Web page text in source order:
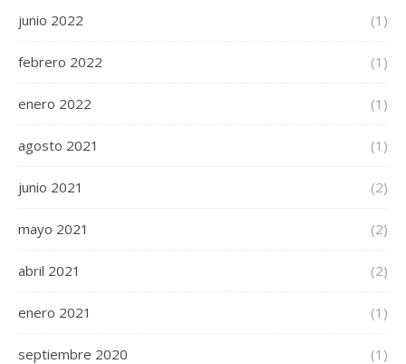
junio 2022 (1)
febrero 2022 (1)
enero 2022 (1)
agosto 2021 (1)
junio 2021 (2)
mayo 2021 (2)
abril 2021 (2)
enero 2021 (1)
septiembre 2020 (1)